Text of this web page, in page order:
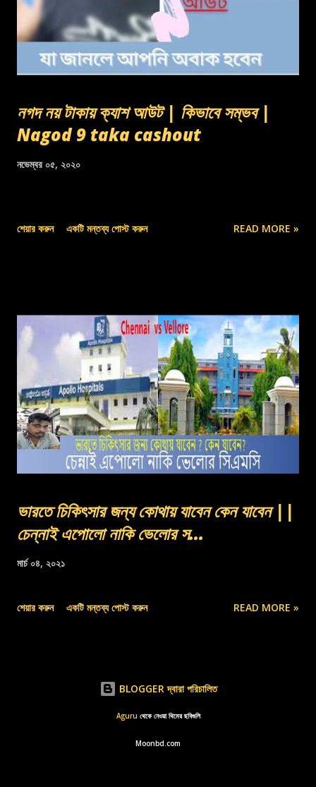
নগদ নয় টাকায় ক্যাশ আউট | কিভাবে সম্ভব |
Nagod 9 taka cashout
নভেম্বর ০৫, ২০২০
শেয়ার করুন একটি মন্তব্য পোস্ট করুন READ MORE »
ভারতে চিকিৎসার জন্য কোথায় যাবেন কেন যাবেন ||
চেন্নাই এপোলো নাকি ভেলোর স...
মার্চ ০৪, ২০২১
শেয়ার করুন একটি মন্তব্য পোস্ট করুন READ MORE »
BLOGGER দ্বারা পরিচালিত
Aguru থেকে নেওয়া থিমের ছবিগুলি
Moonbd.com